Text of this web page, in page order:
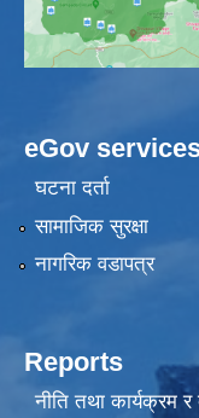
eGov
घटना दर्ता
सामाजिक सुरक्षा
नागरिक वडापत्र
Reports
नीति तथा